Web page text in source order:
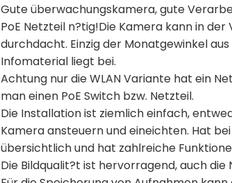
Gute überwachungskamera, gute
PoE Netzteil n?tig!Die Kamera kann in
durchdacht. Einzig der Monatgewinkel
Infomaterial liegt bei.
Achtung nur die WLAN Variante hat ein
man einen PoE Switch bzw. Netzteil.
Die Installation ist ziemlich einfach,
Kamera ansteuern und eineichten. Hat
übersichtlich und hat zahlreiche
Die Bildqualit?t ist hervorragend, auch